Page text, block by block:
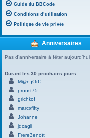
Guide du BBCode
Conditions d’utilisation
Politique de vie privée
Anniversaires
Pas d’anniversaire à fêter aujourd’hui
Durant les 30 prochains jours
M@ngOr€
proust75
grichkof
marcofifty
Johanne
jdcagli
FrereBenoît